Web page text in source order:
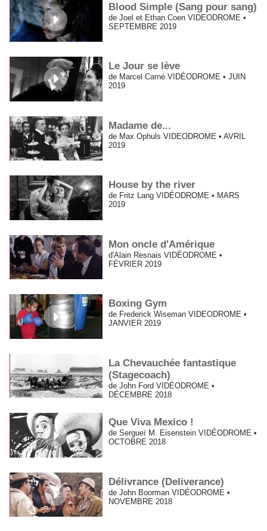
Blood Simple (Sang pour sang)
de Joel et Ethan Coen VIDEODROME •
SEPTEMBRE 2019
Le Jour se lève
de Marcel Carné VIDÉODROME • JUIN
2019
Madame de...
de Max Ophuls VIDEODROME • AVRIL
2019
House by the river
de Fritz Lang VIDÉODROME • MARS
2019
Mon oncle d'Amérique
d'Alain Resnais VIDÉODROME •
FÉVRIER 2019
Boxing Gym
de Frederick Wiseman VIDEODROME •
JANVIER 2019
La Chevauchée fantastique
(Stagecoach)
de John Ford VIDÉODROME •
DÉCEMBRE 2018
Que Viva Mexico !
de Sergueï M. Eisenstein VIDÉODROME •
OCTOBRE 2018
Délivrance (Deliverance)
de John Boorman VIDÉODROME •
NOVEMBRE 2018